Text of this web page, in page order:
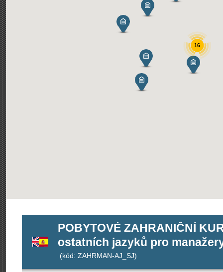
16
POBYTOVÉ ZAHRANIČNÍ
ostatních jazyků pro
(kód: ZAHRMAN-AJ_SJ)